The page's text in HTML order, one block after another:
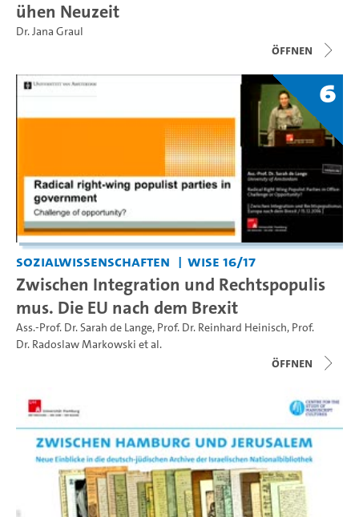
ühen Neuzeit
Dr. Jana Graul
Öffnen
6
Sozialwissenschaften WiSe 16/17
Zwischen Integration und Rechtspopulis
mus. Die EU nach dem Brexit
Ass.-Prof. Dr. Sarah de Lange, Prof. Dr. Reinhard Heinisch, Prof.
Dr. Radoslaw Markowski et al.
Öffnen